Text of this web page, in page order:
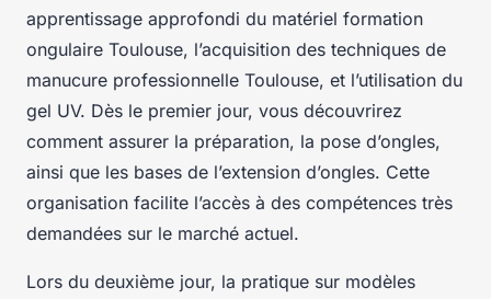
apprentissage approfondi du matériel formation
ongulaire Toulouse, l’acquisition des techniques de
manucure professionnelle Toulouse, et l’utilisation du
gel UV. Dès le premier jour, vous découvrirez
comment assurer la préparation, la pose d’ongles,
ainsi que les bases de l’extension d’ongles. Cette
organisation facilite l’accès à des compétences très
demandées sur le marché actuel.
Lors du deuxième jour, la pratique sur modèles